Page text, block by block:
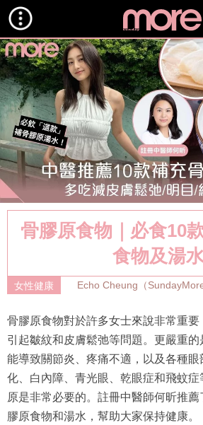
骨膠原食物｜必食10
食物及湯
女性健康 Echo Cheung（
骨膠原食物對於許多女士來說非常重
引起皺紋和皮膚鬆弛等問題。更嚴重
能導致關節炎、疼痛不適，以及各種
化、白內障、青光眼、乾眼症和飛蚊
原是非常必要的。註冊中醫師何昕推
膠原食物和湯水，幫助大家保持健康。